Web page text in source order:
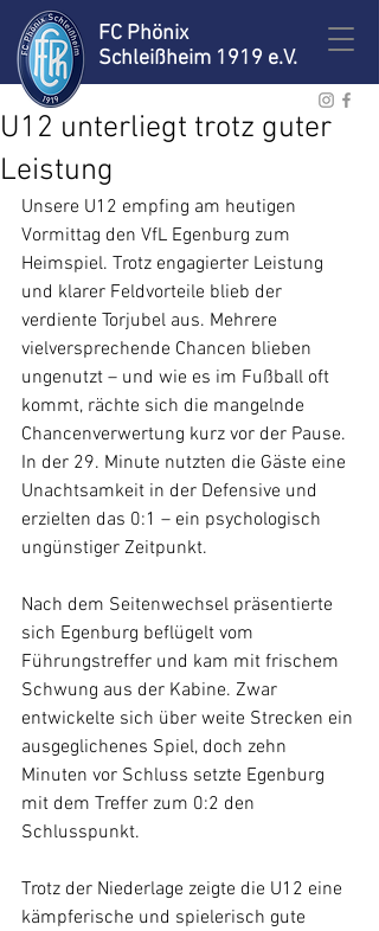
FC Phönix
Schleißheim 1919 e.V.
U12 unterliegt trotz guter
Leistung
Unsere U12 empfing am heutigen
Vormittag den VfL Egenburg zum
Heimspiel. Trotz engagierter Leistung
und klarer Feldvorteile blieb der
verdiente Torjubel aus. Mehrere
vielversprechende Chancen blieben
ungenutzt – und wie es im Fußball oft
kommt, rächte sich die mangelnde
Chancenverwertung kurz vor der Pause.
In der 29. Minute nutzten die Gäste eine
Unachtsamkeit in der Defensive und
erzielten das 0:1 – ein psychologisch
ungünstiger Zeitpunkt.
Nach dem Seitenwechsel präsentierte
sich Egenburg beflügelt vom
Führungstreffer und kam mit frischem
Schwung aus der Kabine. Zwar
entwickelte sich über weite Strecken ein
ausgeglichenes Spiel, doch zehn
Minuten vor Schluss setzte Egenburg
mit dem Treffer zum 0:2 den
Schlusspunkt.
Trotz der Niederlage zeigte die U12 eine
kämpferische und spielerisch gute